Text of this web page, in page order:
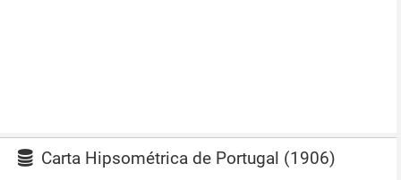
Carta Hipsométrica de Portugal (1906)